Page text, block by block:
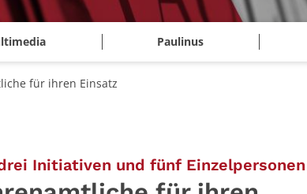
Paulinus
für ihren Einsatz
Initiativen und fünf Einzelpersonen